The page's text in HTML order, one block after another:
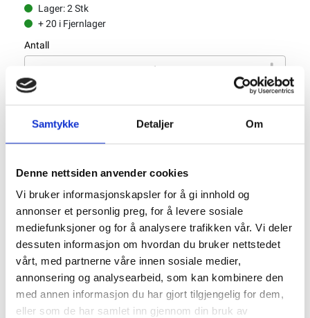
Samtykke Detaljer Om
Denne nettsiden anvender cookies
Vi bruker informasjonskapsler for å gi innhold og
annonser et personlig preg, for å levere sosiale
mediefunksjoner og for å analysere trafikken vår. Vi deler
dessuten informasjon om hvordan du bruker nettstedet
vårt, med partnerne våre innen sosiale medier,
annonsering og analysearbeid, som kan kombinere den
med annen informasjon du har gjort tilgjengelig for dem,
eller som de har samlet inn gjennom din bruk av
Lager: 2 Stk
+ 20 i Fjernlager
Antall
Klikk og hent
Varenummer:
1060549
Del produktet